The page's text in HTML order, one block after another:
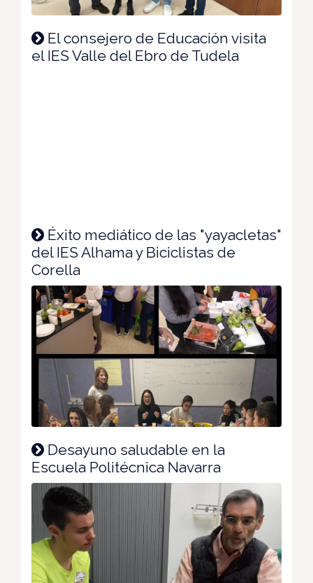
El consejero de Educación visita
el IES Valle del Ebro de Tudela
Éxito mediático de las "yayacletas"
del IES Alhama y Biciclistas de
Corella
Desayuno saludable en la
Escuela Politécnica Navarra